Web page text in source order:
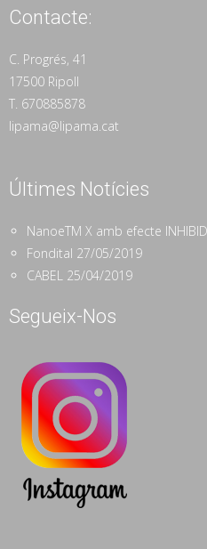
Contacte:
C. Progrés, 41
17500 Ripoll
T. 670885878
lipama@lipama.cat
Últimes Notícies
NanoeTM X amb efecte
Fondital 27/05/2019
CABEL 25/04/2019
Segueix-Nos